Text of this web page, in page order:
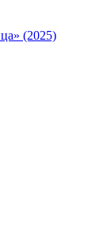
(2025)